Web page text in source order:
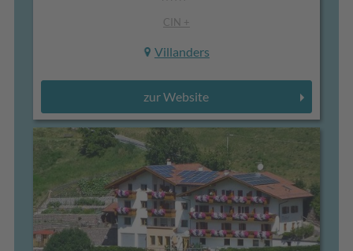
CIN +
Villanders
zur Website